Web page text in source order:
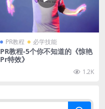
PR教程 必学技能
PR教程-5个你不知道的《惊艳
Pr特效》
1.2K